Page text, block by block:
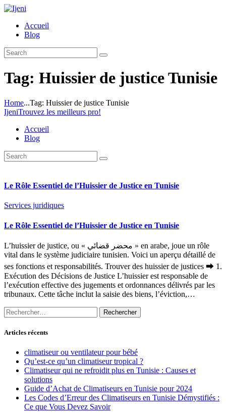
Accueil
Blog
Tag: Huissier de justice Tunisie
Home...Tag: Huissier de justice Tunisie
IjeniTrouvez les meilleurs pro!
Accueil
Blog
Le Rôle Essentiel de l’Huissier de Justice en Tunisie
Services juridiques
Le Rôle Essentiel de l’Huissier de Justice en Tunisie
L’huissier de justice, ou « محضر قضائي » en arabe, joue un rôle
vital dans le système judiciaire tunisien. Voici un aperçu détaillé de
ses fonctions et responsabilités. Trouver des huissier de justices ⮕ 1.
Exécution des Décisions de Justice L’huissier est responsable de
l’exécution effective des jugements et ordonnances délivrés par les
tribunaux. Cette tâche inclut la saisie des biens, l’éviction,…
Rechercher :
Articles récents
climatiseur ou ventilateur pour bébé
Qu’est-ce qu’un climatiseur tropical ?
Climatiseur qui ne refroidit plus en Tunisie : Causes et
solutions
Guide d’Achat de Climatiseurs en Tunisie pour 2024
Les Codes d’Erreur des Climatiseurs en Tunisie Démystifiés :
Ce que Vous Devez Savoir